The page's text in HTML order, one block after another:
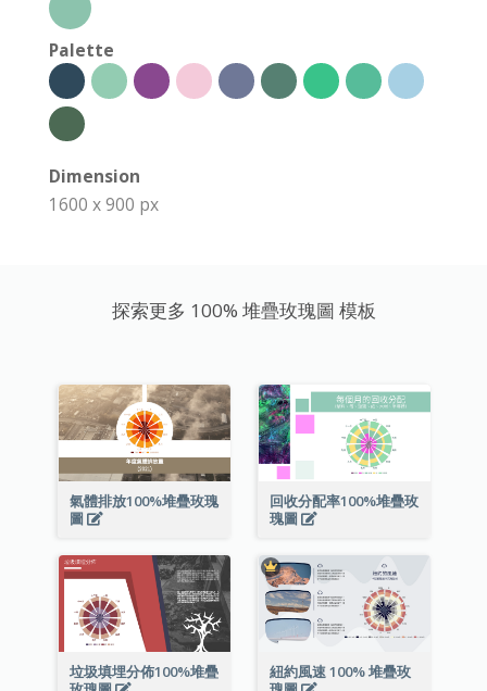
Palette
Dimension
1600 x 900 px
探索更多 100% 堆疊玫瑰圖 模板
氣體排放100%堆疊玫瑰
圖
回收分配率100%堆疊玫
瑰圖
垃圾填埋分佈100%堆疊
紐約風速 100% 堆疊玫